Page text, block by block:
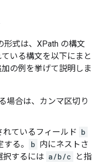
形式は、XPath の構文
いる構文を以下にまと
の例を挙げて説明しま
場合は、カンマ区切り
れているフィールド b
する。 b 内にネストさ
択するには a/b/c
と指